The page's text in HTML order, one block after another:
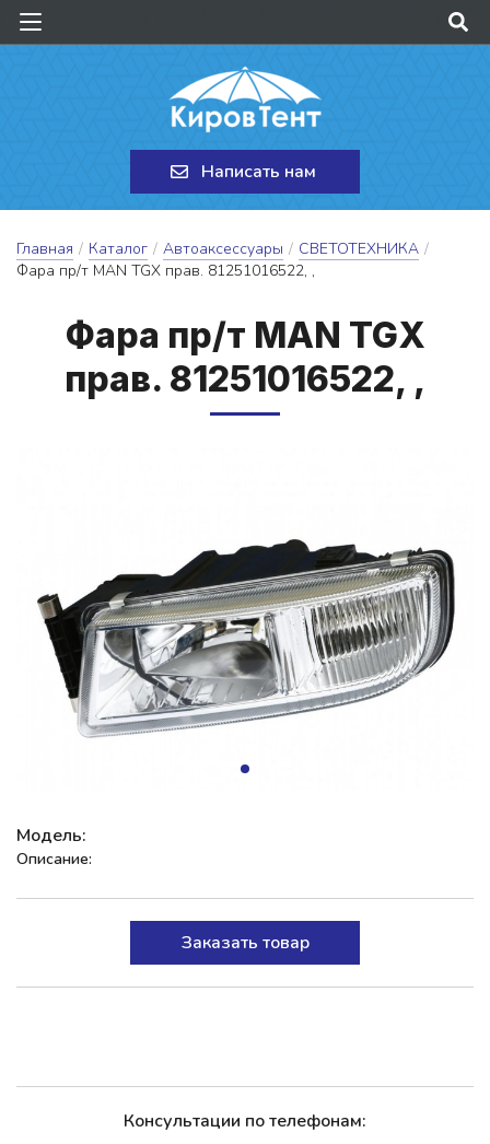
Написать нам
Главная / Каталог / Автоаксессуары / СВЕТОТЕХНИКА /
Фара пр/т MAN TGХ прав. 81251016522, ,
Фа­ра пр/т MAN TGХ
прав. 81251016522, ,
Модель:
Описание:
Заказать товар
Консультации по телефонам: